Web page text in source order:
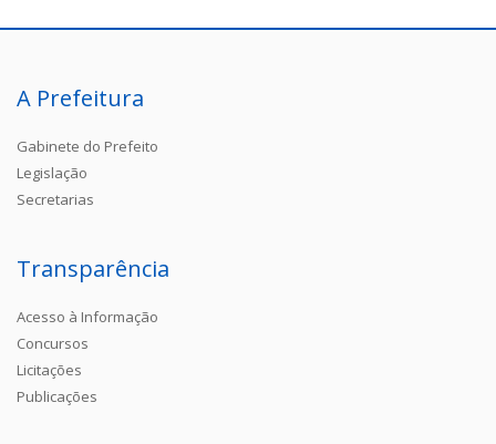
A Prefeitura
Gabinete do Prefeito
Legislação
Secretarias
Transparência
Acesso à Informação
Concursos
Licitações
Publicações